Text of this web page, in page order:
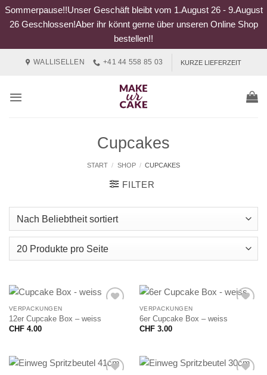
Sommerpause!!Unser Geschäft bleibt vom 1.August 26 - 9.August
26 Geschlossen!Aber ihr könnt gerne über unseren Online Shop
bestellen!!
WALLISELLEN +41 44 558 85 03 KURZE LIEFERZEIT
Cupcakes
START / SHOP / CUPCAKES
FILTER
VERPACKUNGEN
12er Cupcake Box – weiss
CHF4.00
VERPACKUNGEN
6er Cupcake Box – weiss
CHF3.00